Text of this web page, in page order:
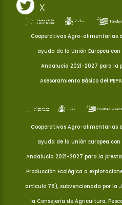
X
Cooperativas Agro-alimentarias
ayuda de la Unión Europea con
Andalucía 2021-2027 para la
Asesoramiento Básico del
Cooperativas Agro-alimentarias
ayuda de la Unión Europea con
Andalucía 2021-2027 para la
Producción Ecológica a
artículo 78), subvencionada por la
la Consejería de Agricultura,